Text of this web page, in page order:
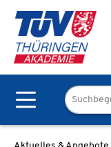
Zum Hauptinhalt springen